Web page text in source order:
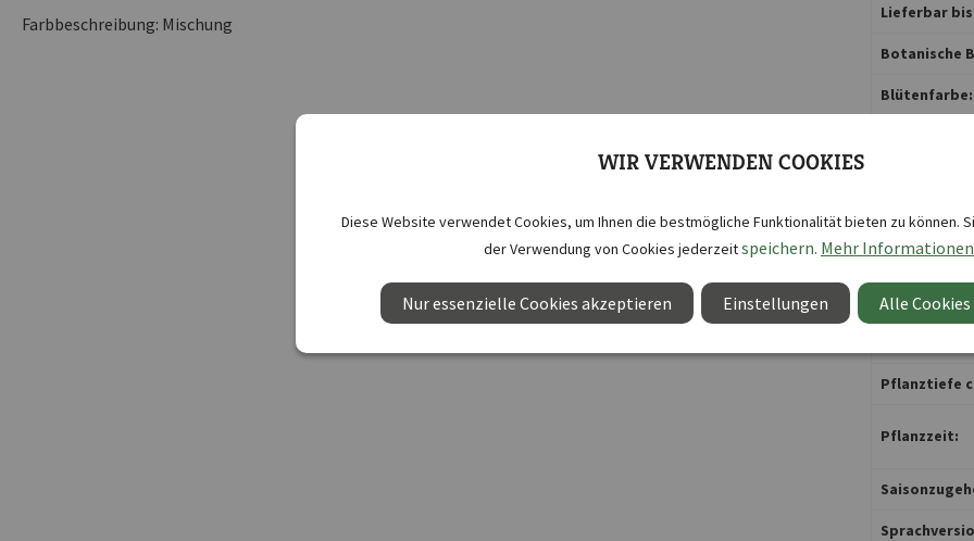
Farbbeschreibung: Mischung
Lieferbar bis
Botanische
Blütenfarbe:
Gefäßkultur:
Pflanztiefe
Pflanzzeit:
WIR VERWENDEN COOKIES
Diese Website verwendet Cookies, um Ihnen die bestmögliche Funktionalität bieten zu können.
der Verwendung von Cookies jederzeitspeichern. Mehr Informationen
Nur essenzielle Cookies akzeptieren Einstellungen Alle